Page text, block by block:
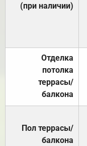
(при наличии)
Отделка
потолка
террасы/
балкона
Пол террасы/
балкона